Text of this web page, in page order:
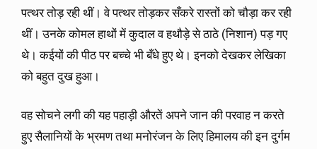
पत्थर तोड़ रही थीं। वे पत्थर तोड़कर सँकरे रास्तों को चौड़ा कर रही
थीं। उनके कोमल हाथों में कुदाल व हथौड़े से ठाठे (निशान) पड़ गए
थे। कईयों की पीठ पर बच्चे भी बँधे हुए थे। इनको देखकर लेखिका
को बहुत दुख हुआ।
वह सोचने लगी की यह पहाड़ी औरतें अपने जान की परवाह न करते
हुए सैलानियों के भ्रमण तथा मनोरंजन के लिए हिमालय की इन दुर्गम